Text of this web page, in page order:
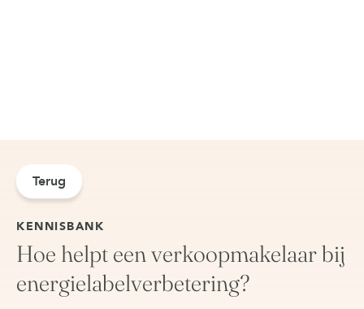
Terug
KENNISBANK
Hoe helpt een verkoopmakelaar bij
energielabelverbetering?